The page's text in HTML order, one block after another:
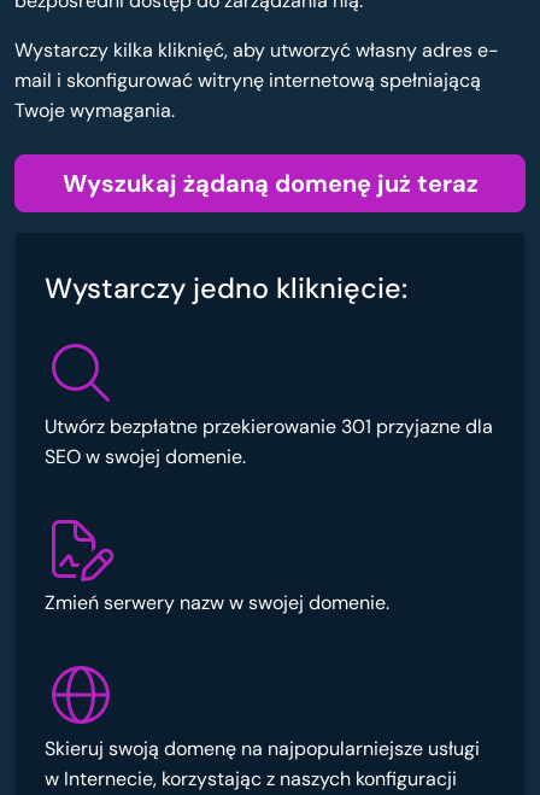
Wystarczy kilka kliknięć, aby utworzyć własny adres e-
mail i skonfigurować witrynę internetową spełniającą
Twoje wymagania.
Wyszukaj żądaną domenę już teraz
Wystarczy jedno kliknięcie:
Utwórz bezpłatne przekierowanie 301 przyjazne dla
SEO w swojej domenie.
Zmień serwery nazw w swojej domenie.
Skieruj swoją domenę na najpopularniejsze usługi
w Internecie, korzystając z naszych konfiguracji